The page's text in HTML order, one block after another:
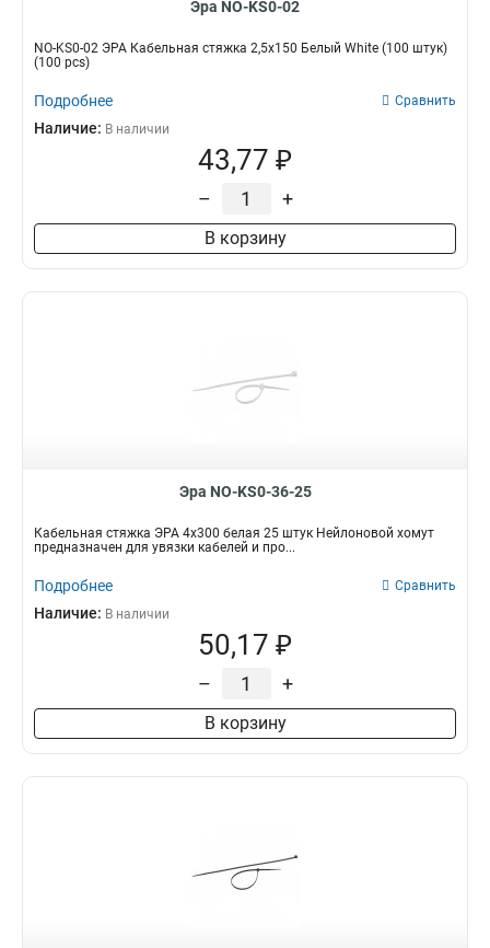
Эра NO-KS0-02
NO-KS0-02 ЭРА Кабельная стяжка 2,5х150 Белый White (100 штук)
(100 pcs)
Подробнее Сравнить
Наличие: В наличии
43,77 ₽
– +
В корзину
Эра NO-KS0-36-25
Кабельная стяжка ЭРА 4x300 белая 25 штук Нейлоновой хомут
предназначен для увязки кабелей и про...
Подробнее Сравнить
Наличие: В наличии
50,17 ₽
– +
В корзину